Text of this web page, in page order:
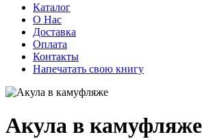
Каталог
О Нас
Доставка
Оплата
Контакты
Напечатать свою книгу
Акула в камуфляже